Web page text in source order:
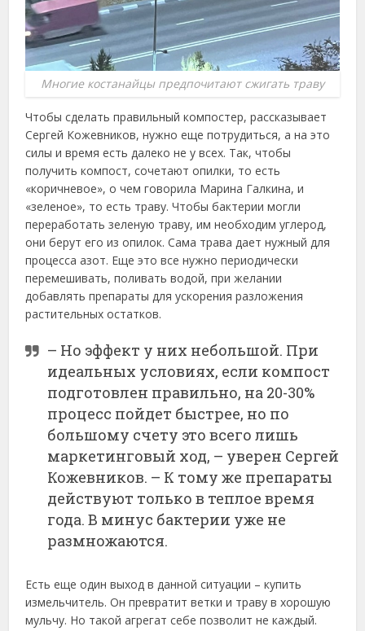
Многие костанайцы предпочитают сжигать траву
Чтобы сделать правильный компостер, рассказывает
Сергей Кожевников, нужно еще потрудиться, а на это
силы и время есть далеко не у всех. Так, чтобы
получить компост, сочетают опилки, то есть
«коричневое», о чем говорила Марина Галкина, и
«зеленое», то есть траву. Чтобы бактерии могли
переработать зеленую траву, им необходим углерод,
они берут его из опилок. Сама трава дает нужный для
процесса азот. Еще это все нужно периодически
перемешивать, поливать водой, при желании
добавлять препараты для ускорения разложения
растительных остатков.
– Но эффект у них небольшой. При
идеальных условиях, если компост
подготовлен правильно, на 20-30%
процесс пойдет быстрее, но по
большому счету это всего лишь
маркетинговый ход, – уверен Сергей
Кожевников. – К тому же препараты
действуют только в теплое время
года. В минус бактерии уже не
размножаются.
Есть еще один выход в данной ситуации – купить
измельчитель. Он превратит ветки и траву в хорошую
мульчу. Но такой агрегат себе позволит не каждый.